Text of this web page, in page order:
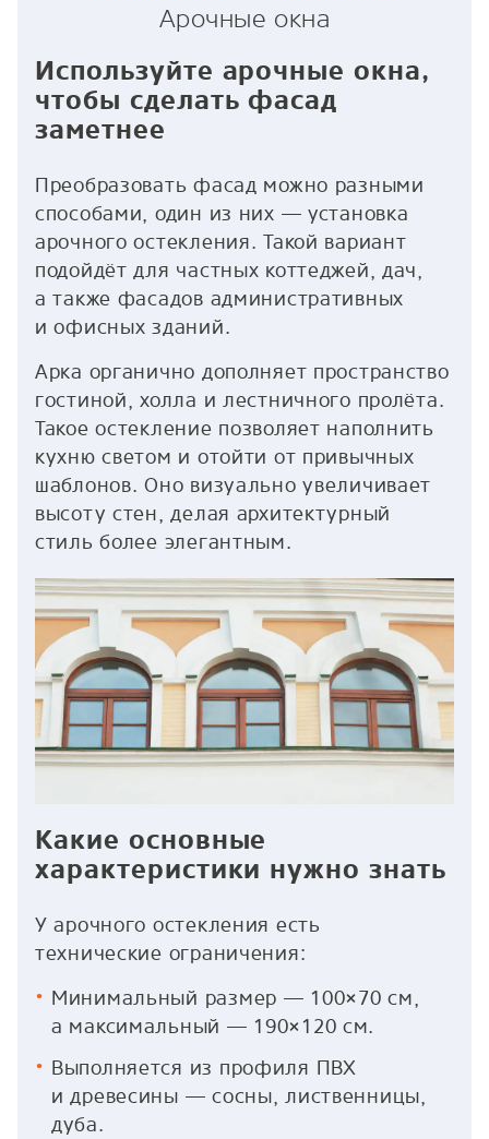
Арочные окна
Используйте арочные окна,
чтобы сделать фасад
заметнее
Преобразовать фасад можно разными
способами, один из них — установка
арочного остекления. Такой вариант
подойдёт для частных коттеджей, дач,
а также фасадов административных
и офисных зданий.
Арка органично дополняет пространство
гостиной, холла и лестничного пролёта.
Такое остекление позволяет наполнить
кухню светом и отойти от привычных
шаблонов. Оно визуально увеличивает
высоту стен, делая архитектурный
стиль более элегантным.
Какие основные
характеристики нужно знать
У арочного остекления есть
технические ограничения:
Минимальный размер — 100×70 см,
а максимальный — 190×120 см.
Выполняется из профиля ПВХ
и древесины — сосны, лиственницы,
дуба.